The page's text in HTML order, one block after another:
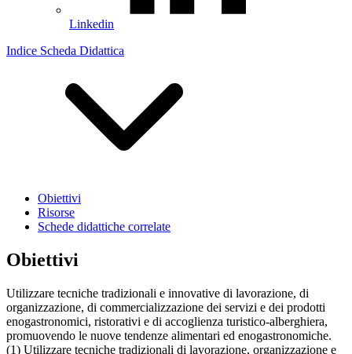
Linkedin
Indice Scheda Didattica
Obiettivi
Risorse
Schede didattiche correlate
Obiettivi
Utilizzare tecniche tradizionali e innovative di lavorazione, di
organizzazione, di commercializzazione dei servizi e dei prodotti
enogastronomici, ristorativi e di accoglienza turistico-alberghiera,
promuovendo le nuove tendenze alimentari ed enogastronomiche.
(1) Utilizzare tecniche tradizionali di lavorazione, organizzazione e